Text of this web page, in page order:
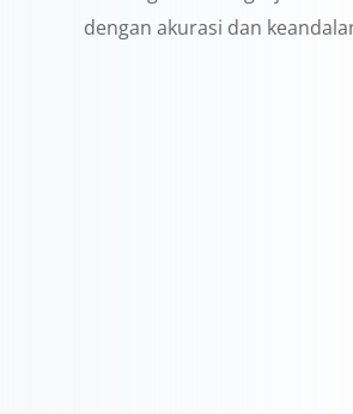
dengan akurasi dan